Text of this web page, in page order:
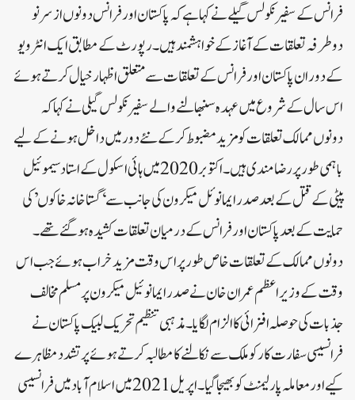
فرانس کے سفیر نکولس گیلے نے کہا ہے کہ پاکستان اور فرانس دونوں از سر نو
دوطرفہ تعلقات کے آغاز کے خواہشمند ہیں۔رپورٹ کے مطابق ایک انٹرویو
کے دوران پاکستان اور فرانس کے تعلقات سے متعلق اظہار خیال کرتے ہوئے
اس سال کے شروع میں عہدہ سنبھالنے والے سفیر نکولس گیلی نے کہا کہ
دونوں ممالک تعلقات کو مزید مضبوط کرکے نئے دور میں داخل ہونے کے لیے
باہمی طور پر رضامندی ہیں۔اکتوبر 2020 میں ہائی اسکول کے استاد سیموئیل
پیٹی کے قتل کے بعد صدر ایمانوئل میکرون کی جا نب سے ‘گستاخانہ خاکوں’ کی
حمایت کے بعد پاکستان اور فرانس کے درمیان تعلقات کشیدہ ہو گئے تھے۔
دونوں ممالک کے تعلقات خاص طور پر اس وقت مزید خراب ہوئے جب اس
وقت کے وزیر اعظم عمران خان نے صدر ایمانوئیل میکرون پر مسلم مخالف
جذبات کی حوصلہ افزائی کا الزام لگایا۔مذہبی تنظیم تحریک لبیک پاکستان نے
فرانسیسی سفارت کار کو ملک سے نکالنے کا مطالبہ کرتے ہوئے پرتشدد مظاہرے
کیے اور معاملہ پارلیمنٹ کو بھیجا گیا۔اپریل 2021 میں اسلام آباد میں فرانسیسی